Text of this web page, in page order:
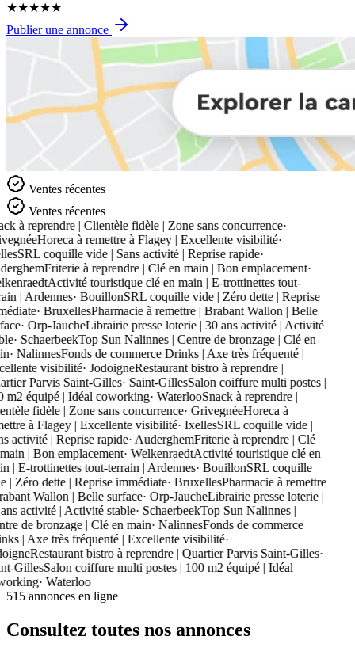
★★★★★
Publier une annonce
Ventes récentes
Ventes récentes
à reprendre | Clientèle fidèle | Zone sans concurrence·
Horeca à remettre à Flagey | Excellente visibilité·
SRL coquille vide | Sans activité | Reprise rapide·
Friterie à reprendre | Clé en main | Bon emplacement·
Activité touristique clé en main | E-trottinettes tout-
| Ardennes·BouillonSRL coquille vide | Zéro dette | Reprise
·BruxellesPharmacie à remettre | Brabant Wallon | Belle
·Orp-JaucheLibrairie presse loterie | 30 ans activité | Activité
·SchaerbeekTop Sun Nalinnes | Centre de bronzage | Clé en
·NalinnesFonds de commerce Drinks | Axe très fréquenté |
visibilité·JodoigneRestaurant bistro à reprendre |
Parvis Saint-Gilles·Saint-GillesSalon coiffure multi postes |
m2 équipé | Idéal coworking·WaterlooSnack à reprendre |
fidèle | Zone sans concurrence·GrivegnéeHoreca à
à Flagey | Excellente visibilité·IxellesSRL coquille vide |
activité | Reprise rapide·AuderghemFriterie à reprendre | Clé
| Bon emplacement·WelkenraedtActivité touristique clé en
| E-trottinettes tout-terrain | Ardennes·BouillonSRL coquille
| Zéro dette | Reprise immédiate·BruxellesPharmacie à remettre
Wallon | Belle surface·Orp-JaucheLibrairie presse loterie |
activité | Activité stable·SchaerbeekTop Sun Nalinnes |
de bronzage | Clé en main·NalinnesFonds de commerce
| Axe très fréquenté | Excellente visibilité·
Restaurant bistro à reprendre | Quartier Parvis Saint-Gilles·
GillesSalon coiffure multi postes | 100 m2 équipé | Idéal
·Waterloo
515 annonces en ligne
Consultez toutes nos annonces